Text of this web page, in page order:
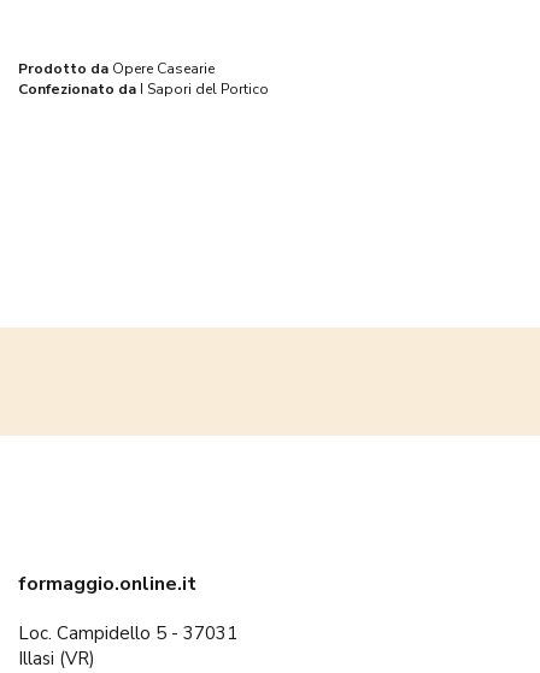
Prodotto da Opere Casearie
Confezionato da I Sapori del Portico
formaggio.online.it
Loc. Campidello 5 - 37031
Illasi (VR)